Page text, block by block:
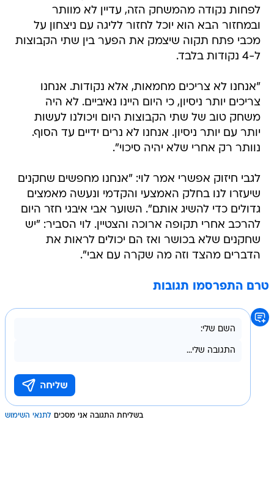
מכבי פתח תקוה שיצמק את הפער בין שתי הקבוצות
ל-4 נקודות בלבד.
"אנחנו לא צריכים מחמאות, אלא נקודות. אנחנו
משחק טוב של שתי הקבוצות היום ויכולנו לעשות
יותר עם יותר ניסיון. אנחנו לא נרים ידיים עד הסוף.
נוותר רק אחרי שלא יהיה סיכוי".
לגבי חיזוק אפשרי אמר לוי: "אנחנו מחפשים שחקנים
גדולים כדי להשיג אותם". השוער אבי איבגי חזר היום
להרכב אחרי תקופה ארוכה והצטיין. לוי הסביר: "יש
שחקנים שלא בכושר ואז הם יכולים לראות את
הדברים מהצד וזה מה שקרה עם אבי".
טרם התפרסמו תגובות
בשליחת התגובה אני מסכים לתנאי השימוש